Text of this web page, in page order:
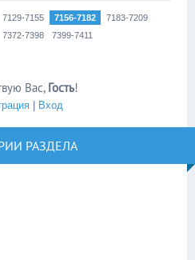
7129-7155 7156-7182
7183-7209
7372-7398 7399-7411
Вас, Гость!
| Вход
РАЗДЕЛА